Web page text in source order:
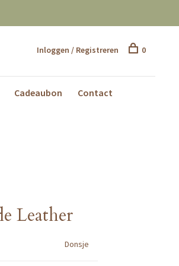
Cadeaubon Contact
Inloggen / Registreren 0
Leather
Donsje